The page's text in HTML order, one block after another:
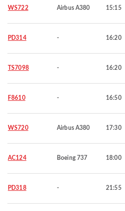
WS722 Airbus A380 15:15
PD314 - 16:20
TS7098 - 16:20
F8610 - 16:50
WS720 Airbus A380 17:30
AC124 Boeing 737 18:00
PD318 - 21:55